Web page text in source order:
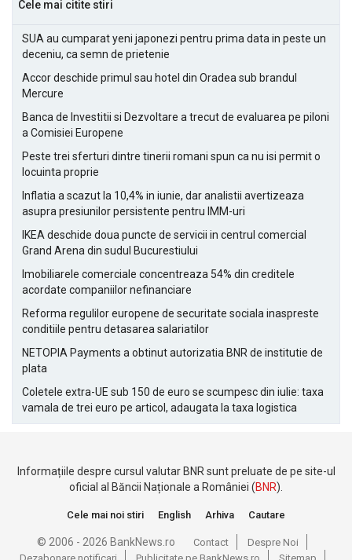
Cele mai citite stiri
SUA au cumparat yeni japonezi pentru prima data in peste un
deceniu, ca semn de prietenie
Accor deschide primul sau hotel din Oradea sub brandul
Mercure
Banca de Investitii si Dezvoltare a trecut de evaluarea pe piloni
a Comisiei Europene
Peste trei sferturi dintre tinerii romani spun ca nu isi permit o
locuinta proprie
Inflatia a scazut la 10,4% in iunie, dar analistii avertizeaza
asupra presiunilor persistente pentru IMM-uri
IKEA deschide doua puncte de servicii in centrul comercial
Grand Arena din sudul Bucurestiului
Imobiliarele comerciale concentreaza 54% din creditele
acordate companiilor nefinanciare
Reforma regulilor europene de securitate sociala inaspreste
conditiile pentru detasarea salariatilor
NETOPIA Payments a obtinut autorizatia BNR de institutie de
plata
Coletele extra-UE sub 150 de euro se scumpesc din iulie: taxa
vamala de trei euro pe articol, adaugata la taxa logistica
Informațiile despre cursul valutar BNR sunt preluate de pe site-ul
oficial al Băncii Naționale a României (BNR).
Cele mai noi stiri English Arhiva Cautare
© 2006 - 2026 BankNews.ro Contact
Despre Noi